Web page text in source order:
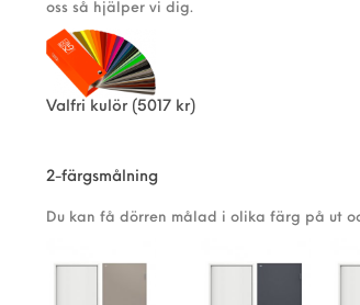
oss så hjälper vi dig.
Valfri kulör(5017 kr)
2-färgsmålning
Du kan få dörren målad i olika färg på ut